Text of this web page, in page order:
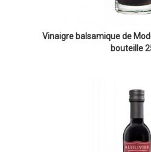
Vinaigre balsamique de
bouteille